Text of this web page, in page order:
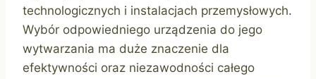
technologicznych i instalacjach przemysłowych.
Wybór odpowiedniego urządzenia do jego
wytwarzania ma duże znaczenie dla
efektywności oraz niezawodności całego